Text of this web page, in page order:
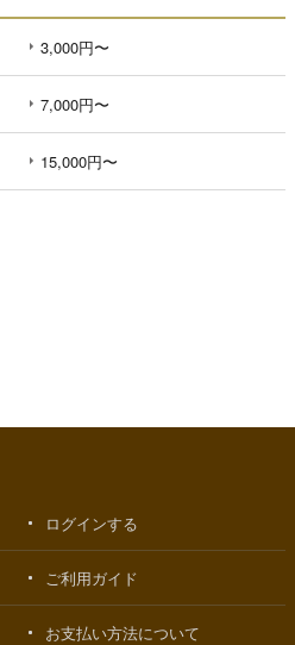
3,000円〜
7,000円〜
15,000円〜
ログインする
ご利用ガイド
お支払い方法について